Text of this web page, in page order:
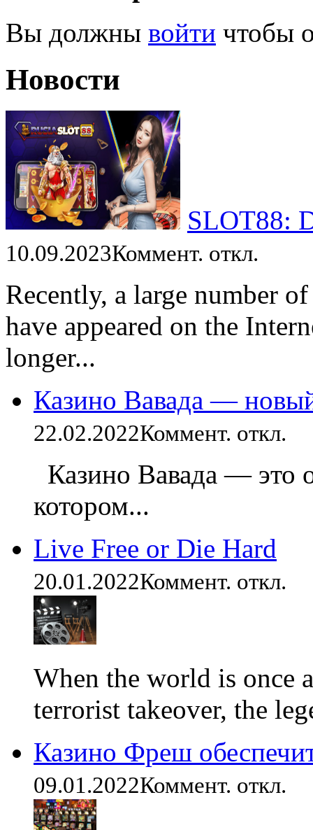
Вы должны войти чтобы
Новости
SLOT88:
10.09.2023Коммент. откл.
Recently, a large number
have appeared on the
longer...
Казино Вавада —
22.02.2022Коммент. откл.
Казино Вавада — это
котором...
Live Free or Die Hard
20.01.2022Коммент. откл.
When the world is once
terrorist takeover, the
Казино Фреш
09.01.2022Коммент. откл.